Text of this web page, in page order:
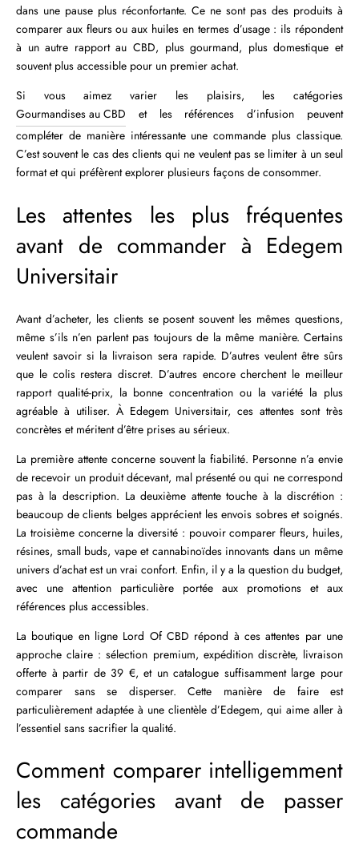
dans une pause plus réconfortante. Ce ne sont pas des produits à
comparer aux fleurs ou aux huiles en termes d’usage : ils répondent
à un autre rapport au CBD, plus gourmand, plus domestique et
souvent plus accessible pour un premier achat.
Si vous aimez varier les plaisirs, les catégories
Gourmandises au CBD et les références d’infusion peuvent
compléter de manière intéressante une commande plus classique.
C’est souvent le cas des clients qui ne veulent pas se limiter à un seul
format et qui préfèrent explorer plusieurs façons de consommer.
Les attentes les plus fréquentes
avant de commander à Edegem
Universitair
Avant d’acheter, les clients se posent souvent les mêmes questions,
même s’ils n’en parlent pas toujours de la même manière. Certains
veulent savoir si la livraison sera rapide. D’autres veulent être sûrs
que le colis restera discret. D’autres encore cherchent le meilleur
rapport qualité-prix, la bonne concentration ou la variété la plus
agréable à utiliser. À Edegem Universitair, ces attentes sont très
concrètes et méritent d’être prises au sérieux.
La première attente concerne souvent la fiabilité. Personne n’a envie
de recevoir un produit décevant, mal présenté ou qui ne correspond
pas à la description. La deuxième attente touche à la discrétion :
beaucoup de clients belges apprécient les envois sobres et soignés.
La troisième concerne la diversité : pouvoir comparer fleurs, huiles,
résines, small buds, vape et cannabinoïdes innovants dans un même
univers d’achat est un vrai confort. Enfin, il y a la question du budget,
avec une attention particulière portée aux promotions et aux
références plus accessibles.
La boutique en ligne Lord Of CBD répond à ces attentes par une
approche claire : sélection premium, expédition discrète, livraison
offerte à partir de 39 €, et un catalogue suffisamment large pour
comparer sans se disperser. Cette manière de faire est
particulièrement adaptée à une clientèle d’Edegem, qui aime aller à
l’essentiel sans sacrifier la qualité.
Comment comparer intelligemment
les catégories avant de passer
commande